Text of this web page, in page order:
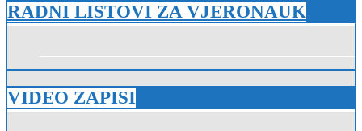
RADNI LISTOVI ZA VJERONAUK
VIDEO ZAPISI